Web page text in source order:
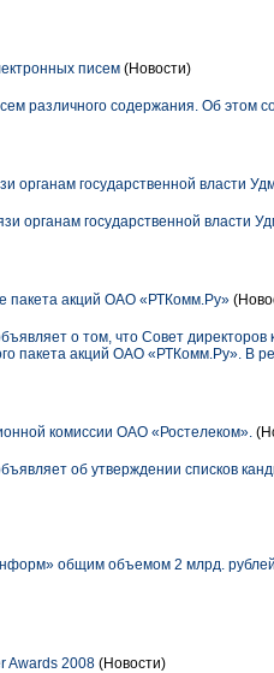
писем (Новости)
различного содержания. Об
органам государственной власти
органам государственной власти
пакета акций ОАО «РТКомм.Ру»
о том, что Совет директоров
пакета акций ОАО «РТКомм.Ру». В
комиссии ОАО «Ростелеком».
об утверждении списков
общим объемом 2 млрд. рублей
Awards 2008 (Новости)